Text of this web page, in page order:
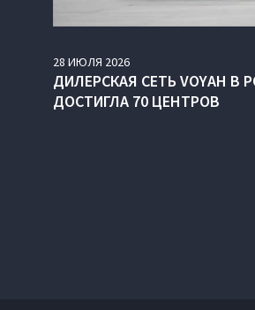
28 ИЮЛЯ 2026
ДИЛЕРСКАЯ СЕТЬ VOYAH В
ДОСТИГЛА 70 ЦЕНТРОВ